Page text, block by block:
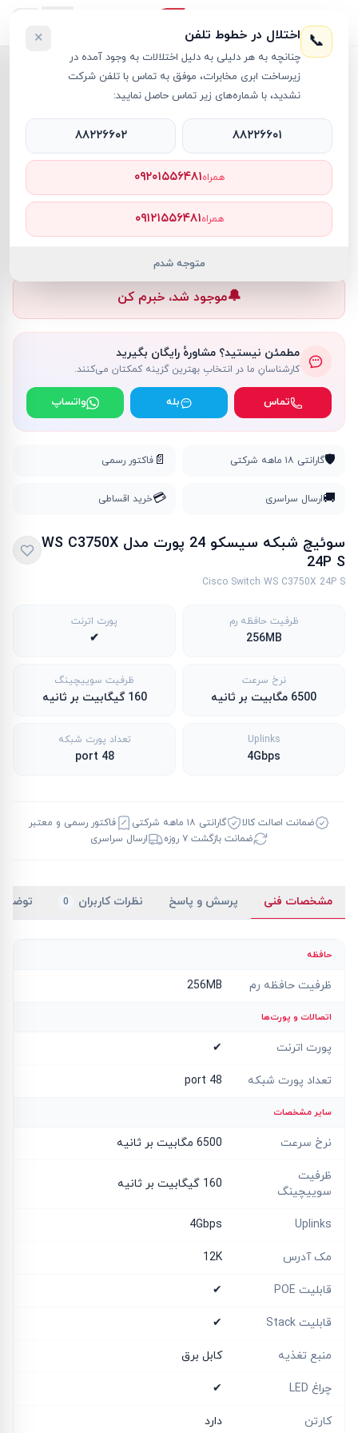
سوئیچ شبکه سوئیچ شبکه سیسکو 24 پورت مدل WS C3750X 24P S
سوئیچ شبکه RT10183
ناموجود
🔔موجود شد، خبرم کن
مطمئن نیستید؟ مشاورهٔ رایگان بگیرید
کارشناسانِ ما در انتخابِ بهترین گزینه کمکتان می‌کنند.
تماس بله واتساپ
🛡️گارانتی ۱۸ ماهه شرکتی 📄 فاکتور رسمی
🚚ارسال سراسری 💳خرید اقساطی
سوئیچ شبکه سیسکو 24 پورت مدل WS C3750X
24P S
Cisco Switch WS C3750X 24P S
ظرفیت حافظه رم
256MB
پورت اترنت
✔
نرخ سرعت
6500 مگابیت بر ثانیه
ظرفیت سوییچینگ
160 گیگابیت بر ثانیه
Uplinks
4Gbps
تعداد پورت شبکه
48 port
ضمانت اصالت کالا گارانتی ۱۸ ماهه شرکتی
فاکتور رسمی و معتبر
ضمانت بازگشت ۷ روزه
ارسال سراسری
مشخصات فنی پرسش و پاسخ نظرات کاربران 0
حافظه
ظرفیت حافظه رم 256MB
اتصالات و پورت‌ها
پورت اترنت ✔
تعداد پورت شبکه 48 port
سایر مشخصات
نرخ سرعت 6500 مگابیت بر ثانیه
ظرفیت
سوییچینگ
160 گیگابیت بر ثانیه
Uplinks
4Gbps
مک آدرس 12K
قابلیت POE ✔
قابلیت Stack ✔
منبع تغذیه کابل برق
چراغ LED ✔
کارتن دارد
📞 اختلال در خطوط تلفن
چنانچه به هر دلیلی به دلیل اختلالات به وجود آمده در
زیرساخت ابری مخابرات، موفق به تماس با تلفن شرکت
نشدید، با شماره‌های زیر تماس حاصل نمایید:
×
۸۸۲۲۶۶۰۱ ۸۸۲۲۶۶۰۲
همراه۰۹۲۰۱۵۵۶۴۸۱
همراه۰۹۱۲۱۵۵۶۴۸۱
متوجه شدم